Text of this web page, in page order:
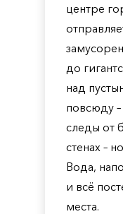
центре
до
над
повсюду –
следы от
стенах –
Вода,
и всё
места.